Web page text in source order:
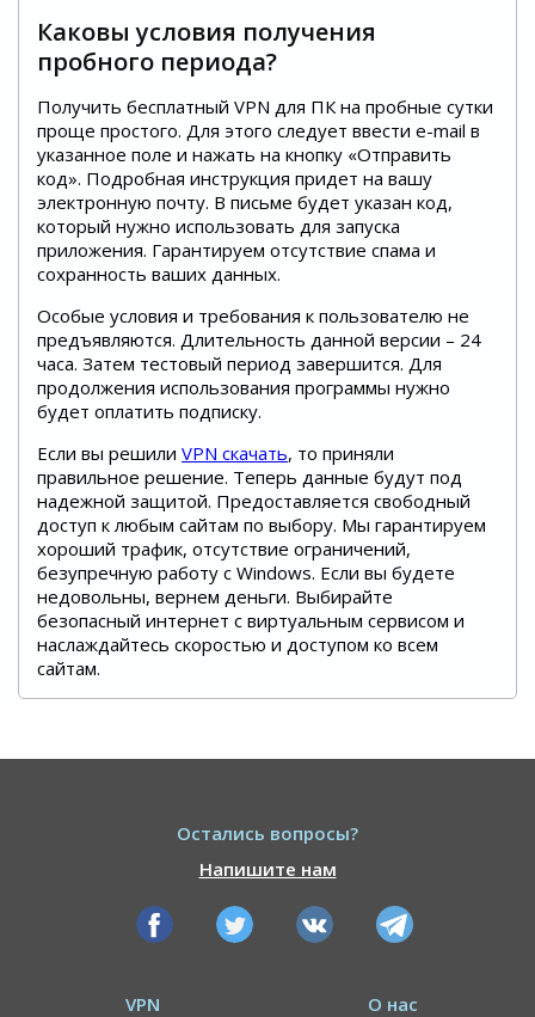
Каковы условия получения
пробного периода?
Получить бесплатный VPN для ПК на пробные сутки
проще простого. Для этого следует ввести e-mail в
указанное поле и нажать на кнопку «Отправить
код». Подробная инструкция придет на вашу
электронную почту. В письме будет указан код,
который нужно использовать для запуска
приложения. Гарантируем отсутствие спама и
сохранность ваших данных.
Особые условия и требования к пользователю не
предъявляются. Длительность данной версии – 24
часа. Затем тестовый период завершится. Для
продолжения использования программы нужно
будет оплатить подписку.
Если вы решили VPN скачать, то приняли
правильное решение. Теперь данные будут под
надежной защитой. Предоставляется свободный
доступ к любым сайтам по выбору. Мы гарантируем
хороший трафик, отсутствие ограничений,
безупречную работу с Windows. Если вы будете
недовольны, вернем деньги. Выбирайте
безопасный интернет с виртуальным сервисом и
наслаждайтесь скоростью и доступом ко всем
сайтам.
Остались вопросы?
Напишите нам
VPN
О нас